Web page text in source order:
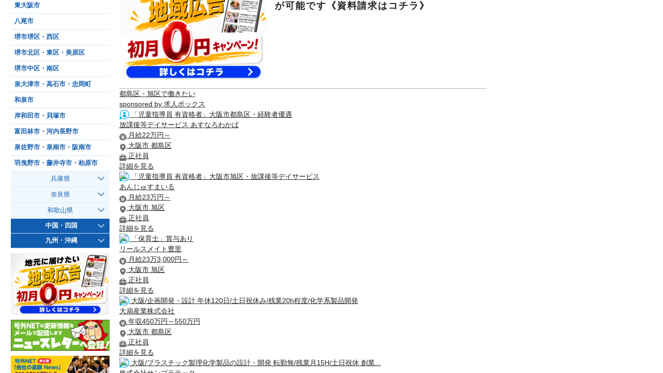
が可能です《資料請求はコチラ》
都島区・旭区で働きたい
sponsored by 求人ボックス
「児童指導員 有資格者」大阪市都島区・経験者優遇
放課後等デイサービス あすなろわかば
月給22万円～
大阪市 都島区
正社員
詳細を見る
「児童指導員 有資格者」大阪市旭区・放課後等デイサービス
あんじゅすまいる
月給23万円～
大阪市 旭区
正社員
詳細を見る
「保育士」賞与あり
リールスメイト豊里
月給23万3,000円～
大阪市 旭区
正社員
詳細を見る
大阪/企画開発・設計 年休120日/土日祝休み/残業20h程度/化学系製品開発
大扇産業株式会社
年収450万円～550万円
大阪市 都島区
正社員
詳細を見る
大阪/プラスチック製理化学製品の設計・開発 転勤無/残業月15H/土日祝休 創業...
東大阪市
八尾市
堺市堺区・西区
堺市北区・東区・美原区
堺市中区・南区
泉大津市・高石市・忠岡町
和泉市
岸和田市・貝塚市
富田林市・河内長野市
泉佐野市・泉南市・阪南市
羽曳野市・藤井寺市・柏原市
兵庫県
奈良県
和歌山県
中国・四国
九州・沖縄